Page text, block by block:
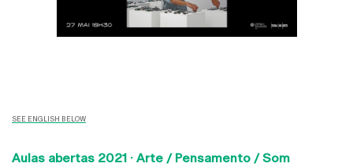
SEE ENGLISH BELOW
Aulas abertas 2021 · Arte / Pensamento / Som